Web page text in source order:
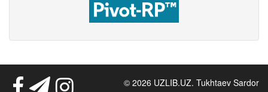
© 2026 UZLIB.UZ. Tukhtaev Sardor